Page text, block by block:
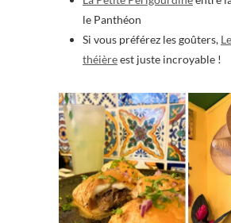
le Panthéon
Si vous préférez les goûters,
théièreest juste incroyable !